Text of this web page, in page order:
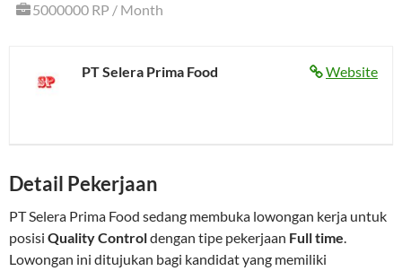
5000000 RP / Month
Website
PT Selera Prima Food
Detail Pekerjaan
PT Selera Prima Food sedang membuka lowongan kerja untuk
posisi Quality Controldengan tipe pekerjaan Full time.
Lowongan ini ditujukan bagi kandidat yang memiliki